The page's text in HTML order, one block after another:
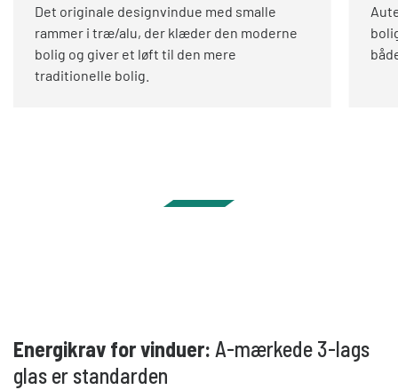
Det originale designvindue med smalle
rammer i træ/alu, der klæder den moderne
bolig og giver et løft til den mere
traditionelle bolig.
Energikrav for vinduer: A-mærkede 3-lags
glas er standarden